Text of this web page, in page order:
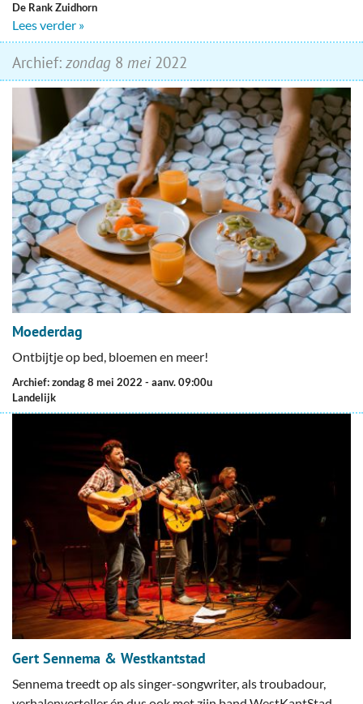
De Rank Zuidhorn
Lees verder »
Archief: zondag 8 mei2022
Moederdag
Ontbijtje op bed, bloemen en meer!
Archief: zondag 8 mei 2022 - aanv. 09:00u
Landelijk
Gert Sennema & Westkantstad
Sennema treedt op als singer-songwriter, als troubadour,